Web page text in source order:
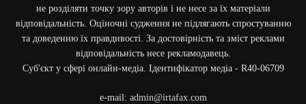
не розділяти точку зору авторів і не несе за їх матеріали
відповідальність. Оціночні судження не підлягають спростуванню
та доведенню їх правдивості. За достовірність та зміст реклами
відповідальність несе рекламодавець.
Cуб'єкт у сфері онлайн-медіа. Ідентифікатор медіа - R40-06709
e-mail: admin@irtafax.com